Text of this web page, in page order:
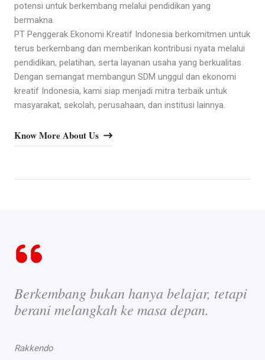
potensi untuk berkembang melalui pendidikan yang
bermakna.
PT Penggerak Ekonomi Kreatif Indonesia berkomitmen untuk
terus berkembang dan memberikan kontribusi nyata melalui
pendidikan, pelatihan, serta layanan usaha yang berkualitas.
Dengan semangat membangun SDM unggul dan ekonomi
kreatif Indonesia, kami siap menjadi mitra terbaik untuk
masyarakat, sekolah, perusahaan, dan institusi lainnya.
Know More About Us
Berkembang bukan hanya belajar, tetapi
berani melangkah ke masa depan.
Rakkendo